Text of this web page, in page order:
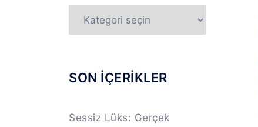
KATEGORİLER
SON İÇERİKLER
Sessiz Lüks: Gerçek